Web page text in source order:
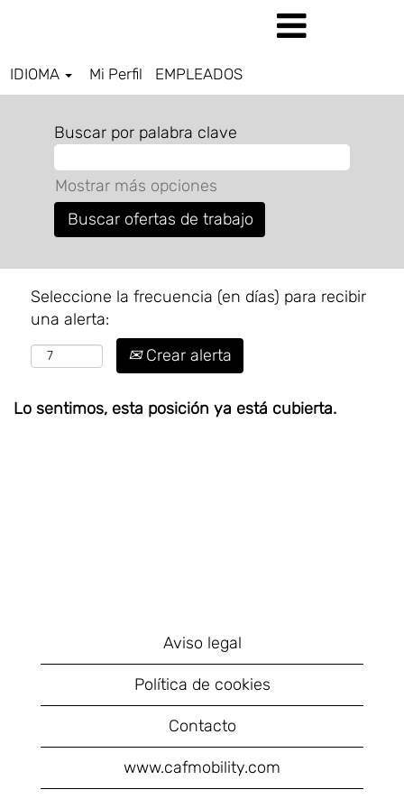
IDIOMA Mi Perfil EMPLEADOS
Buscar por palabra clave
Mostrar más opciones
Seleccione la frecuencia (en días) para recibir
una alerta:
Crear alerta
Lo sentimos, esta posición ya está cubierta.
Aviso legal
Política de cookies
Contacto
www.cafmobility.com